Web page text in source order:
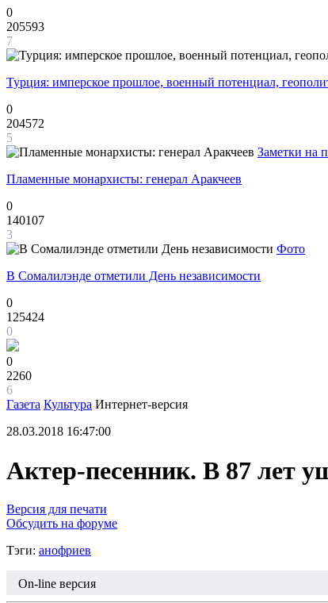
0
205593
7
Турция: имперское прошлое, военный потенциал,
0
204572
5
Заметки на
Пламенные монархисты: генерал Аракчеев
0
140107
3
Фото
В Сомалилэнде отметили День независимости
0
125424
0
0
2260
6
Газета Культура Интернет-версия
28.03.2018 16:47:00
Актер-песенник. В 87 лет
Версия для печати
Обсудить на форуме
Тэги: анофриев
On-line версия